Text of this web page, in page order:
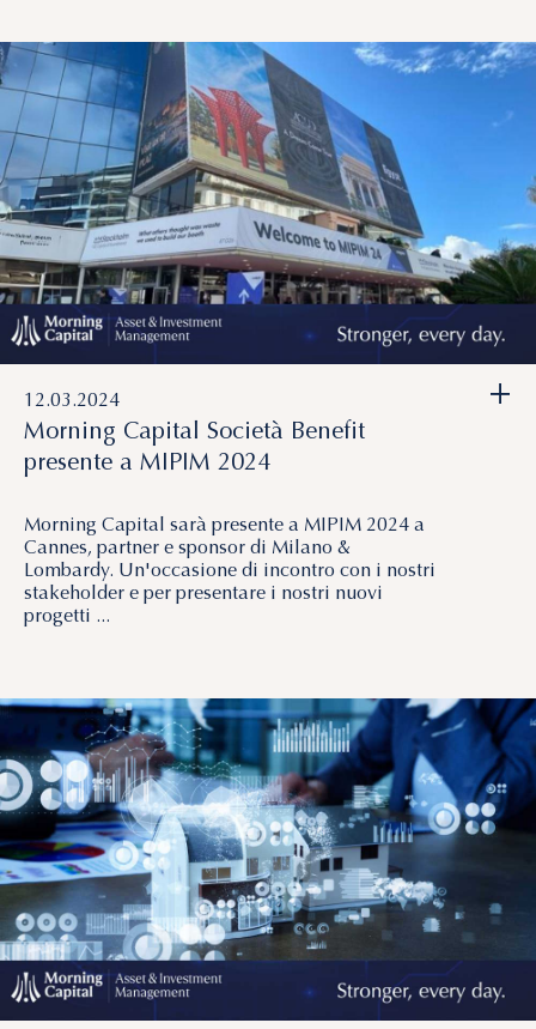
12.03.2024
Morning Capital Società Benefit
presente a MIPIM 2024
Morning Capital sarà presente a MIPIM 2024 a
Cannes, partner e sponsor di Milano &
Lombardy. Un'occasione di incontro con i nostri
stakeholder e per presentare i nostri nuovi
progetti ...
+